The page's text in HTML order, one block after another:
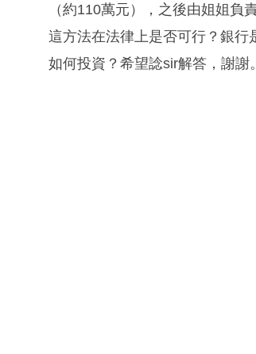
（約110萬元），之後由姐姐負
這方法在法律上是否可行？銀
如何投資？希望諗sir解答，謝謝。